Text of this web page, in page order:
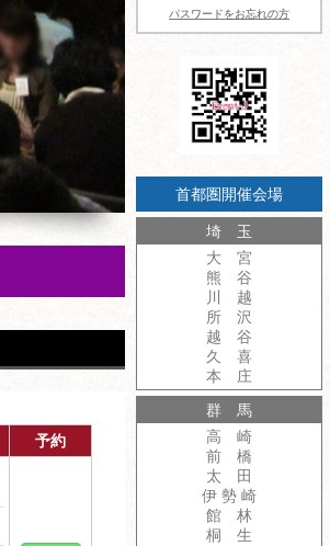
予約
パスワードをお忘れの方
首都圏開催会場
埼 玉
大 宮
熊 谷
川 越
所 沢
越 谷
久 喜
本 庄
群 馬
高 崎
前 橋
太 田
伊 勢 崎
館 林
桐 生